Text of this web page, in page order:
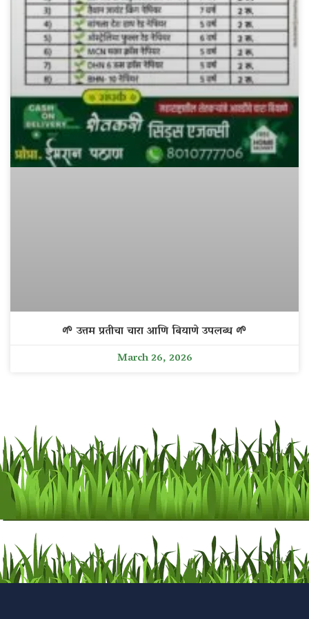
🌱 उत्तम प्रतीचा चारा आणि बियाणे उपलब्ध 🌱
March 26, 2026